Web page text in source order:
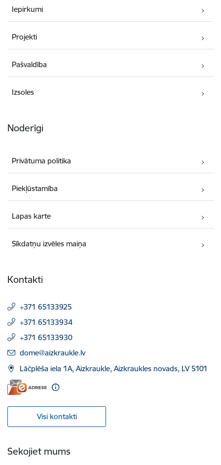
Iepirkumi
Projekti
Pašvaldība
Izsoles
Noderīgi
Privātuma politika
Piekļūstamība
Lapas karte
Sīkdatņu izvēles maiņa
Kontakti
+371 65133925
+371 65133934
+371 65133930
E-pasts:
dome@aizkraukle.lv
Lāčplēša iela 1A, Aizkraukle, Aizkraukles novads, LV 5101
Visi kontakti
Sekojiet mums